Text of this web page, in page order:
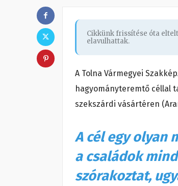
Cikkünk frissítése óta eltelt
elavulhattak.
A Tolna Vármegyei
hagyományteremtő céllal
szekszárdi vásártéren
A cél egy olyan
a családok
szórakoztat,